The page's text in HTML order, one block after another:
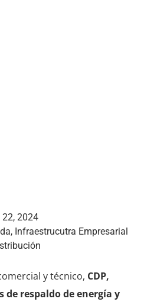
2024
, Infraestrucutra Empresarial
y técnico, CDP,
respaldo de energía y